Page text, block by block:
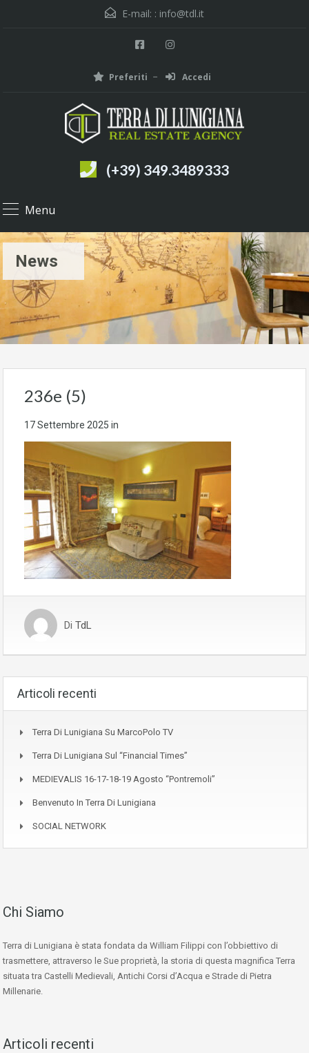
E-mail: : info@tdl.it
Preferiti Accedi
(+39) 349.3489333
Menu
News
236e (5)
17 Settembre 2025 in
Di TdL
Articoli recenti
Terra Di Lunigiana Su MarcoPolo TV
Terra Di Lunigiana Sul “Financial Times”
MEDIEVALIS 16-17-18-19 Agosto “Pontremoli”
Benvenuto In Terra Di Lunigiana
SOCIAL NETWORK
Chi Siamo
Terra di Lunigiana è stata fondata da William Filippi con l’obbiettivo di
trasmettere, attraverso le Sue proprietà, la storia di questa magnifica Terra
situata tra Castelli Medievali, Antichi Corsi d’Acqua e Strade di Pietra
Millenarie.
Articoli recenti